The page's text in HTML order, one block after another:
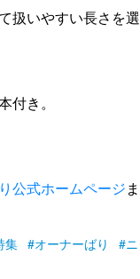
扱いやすい長さを
付き。
公式ホームページ
集 オーナーばり